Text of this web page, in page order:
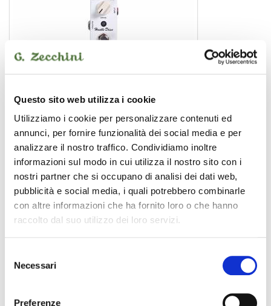
Questo sito web utilizza i cookie
Utilizziamo i cookie per personalizzare contenuti ed
annunci, per fornire funzionalità dei social media e per
analizzare il nostro traffico. Condividiamo inoltre
informazioni sul modo in cui utilizza il nostro sito con i
nostri partner che si occupano di analisi dei dati web,
pubblicità e social media, i quali potrebbero combinarle
con altre informazioni che ha fornito loro o che hanno
raccolto dal suo utilizzo dei loro servizi.
delNecessari
Preferenze
Hustle Drive
effetto pedale
MOOER